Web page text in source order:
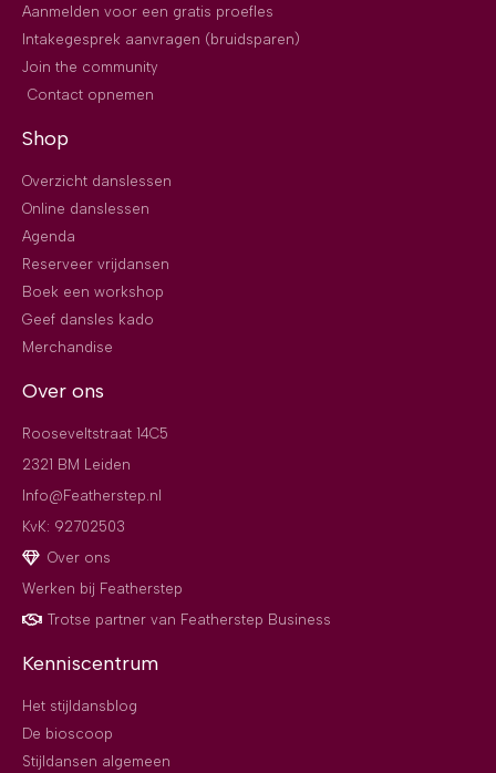
Aanmelden voor een gratis proefles
Intakegesprek aanvragen (bruidsparen)
Join the community
Contact opnemen
Shop
Overzicht danslessen
Online danslessen
Agenda
Reserveer vrijdansen
Boek een workshop
Geef dansles kado
Merchandise
Over ons
Rooseveltstraat 14C5
2321 BM Leiden
Info@Featherstep.nl
KvK: 92702503
Over ons
Werken bij Featherstep
Trotse partner van Featherstep Business
Kenniscentrum
Het stijldansblog
De bioscoop
Stijldansen algemeen